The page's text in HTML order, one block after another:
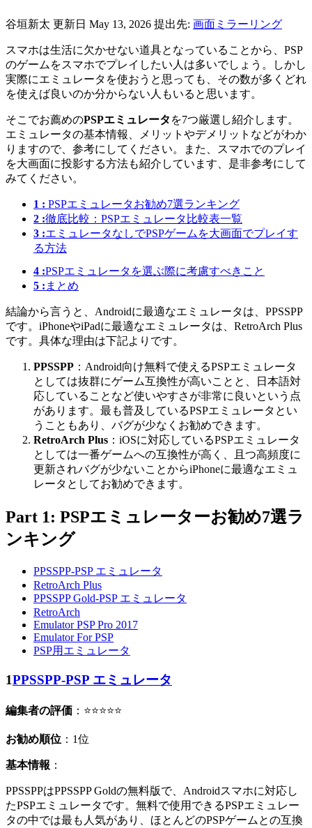
谷垣新太 更新日 May 13, 2026 提出先: 画面ミラーリング
スマホは生活に欠かせない道具となっていることから、PSP
のゲームをスマホでプレイしたい人は多いでしょう。しかし
実際にエミュレータを使おうと思っても、その数が多くどれ
を使えば良いのか分からない人もいると思います。
そこでお薦めのPSPエミュレータ を7つ厳選し紹介します。
エミュレータの基本情報、メリットやデメリットなどがわか
りますので、参考にしてください。また、スマホでのプレイ
を大画面に投影する方法も紹介しています、是非参考にして
みてください。
1 : PSPエミュレータお勧め7選ランキング
2 :徹底比較：PSPエミュレータ比較表一覧
3 :エミュレータなしでPSPゲームを大画面でプレイす
る方法
4 :PSPエミュレータを選ぶ際に考慮すべきこと
5 : まとめ
結論から言うと、Androidに最適なエミュレータは、PPSSPP
です。iPhoneやiPadに最適なエミュレータは、RetroArch Plus
です。具体な理由は下記よりです。
PPSSPP ：Android向け無料で使えるPSPエミュレータ
としては抜群にゲーム互換性が高いことと、日本語対
応していることなど使いやすさが非常に良いという点
があります。最も普及しているPSPエミュレータとい
うこともあり、バグが少なくお勧めできます。
RetroArch Plus ：iOSに対応しているPSPエミュレータ
としては一番ゲームへの互換性が高く、且つ高頻度に
更新されバグが少ないことからiPhoneに最適なエミュ
レータとしてお勧めできます。
Part 1: PSPエミュレーターお勧め7選ラ
ンキング
PPSSPP‐PSP エミュレータ
RetroArch Plus
PPSSPP Gold‐PSP エミュレータ
RetroArch
Emulator PSP Pro 2017
Emulator For PSP
PSP用エミュレータ
1PPSSPP‐PSP エミュレータ
編集者の評価 ：⭐⭐⭐⭐⭐
お勧め順位 ：1位
基本情報 ：
PPSSPPはPPSSPP Goldの無料版で、Androidスマホに対応し
たPSPエミュレータです。無料で使用できるPSPエミュレー
タの中では最も人気があり、ほとんどのPSPゲームとの互換